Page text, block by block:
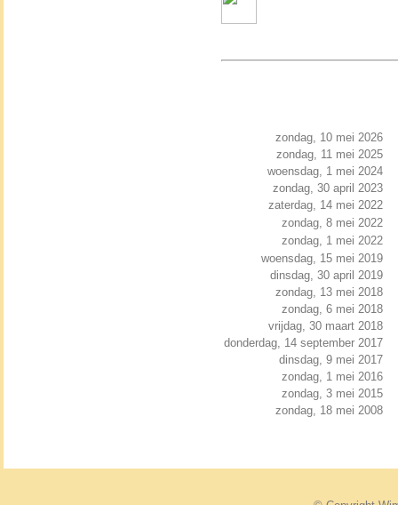
zondag, 10 mei 2026
zondag, 11 mei 2025
woensdag, 1 mei 2024
zondag, 30 april 2023
zaterdag, 14 mei 2022
zondag, 8 mei 2022
zondag, 1 mei 2022
woensdag, 15 mei 2019
dinsdag, 30 april 2019
zondag, 13 mei 2018
zondag, 6 mei 2018
vrijdag, 30 maart 2018
donderdag, 14 september 2017
dinsdag, 9 mei 2017
zondag, 1 mei 2016
zondag, 3 mei 2015
zondag, 18 mei 2008